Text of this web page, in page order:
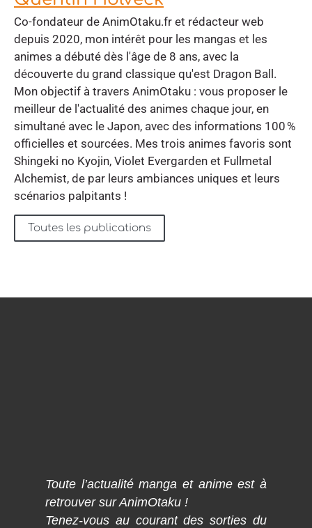
Co-fondateur de AnimOtaku.fr et rédacteur web
depuis 2020, mon intérêt pour les mangas et les
animes a débuté dès l'âge de 8 ans, avec la
découverte du grand classique qu'est Dragon Ball.
Mon objectif à travers AnimOtaku : vous proposer le
meilleur de l'actualité des animes chaque jour, en
simultané avec le Japon, avec des informations 100 %
officielles et sourcées. Mes trois animes favoris sont
Shingeki no Kyojin, Violet Evergarden et Fullmetal
Alchemist, de par leurs ambiances uniques et leurs
scénarios palpitants !
Toutes les publications
Toute l’actualité manga et anime est à
retrouver sur AnimOtaku !
Tenez-vous au courant des sorties du